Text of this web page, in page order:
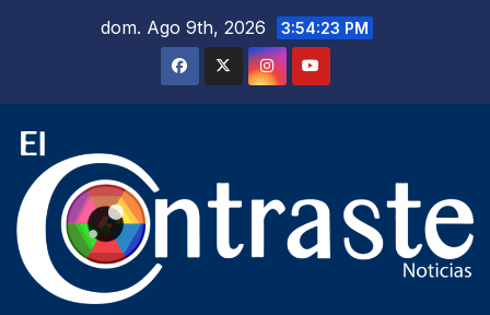
dom. Ago 9th, 2026 3:54:24 PM